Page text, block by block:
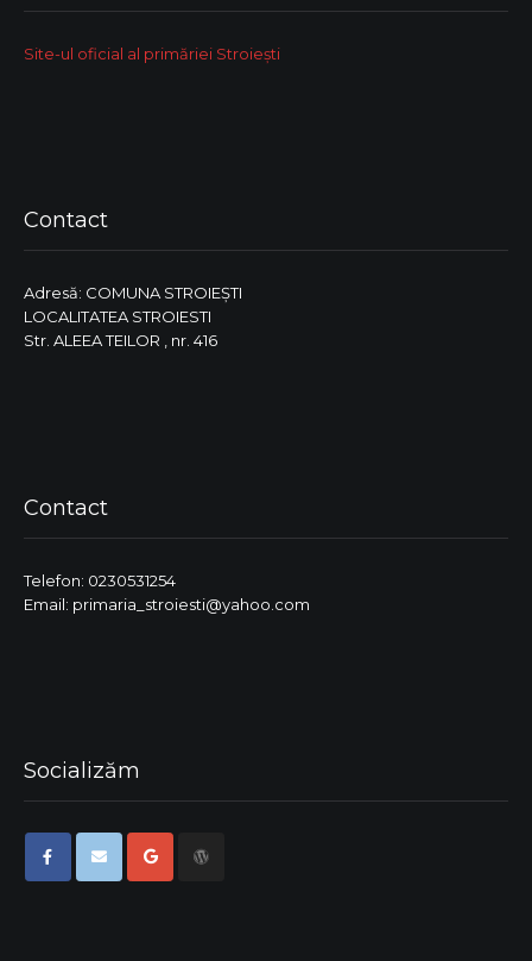
Site-ul oficial al primăriei Stroiești
Contact
Adresă: COMUNA STROIEŞTI
LOCALITATEA STROIESTI
Str. ALEEA TEILOR , nr. 416
Contact
Telefon: 0230531254
Email: primaria_stroiesti@yahoo.com
Socializăm